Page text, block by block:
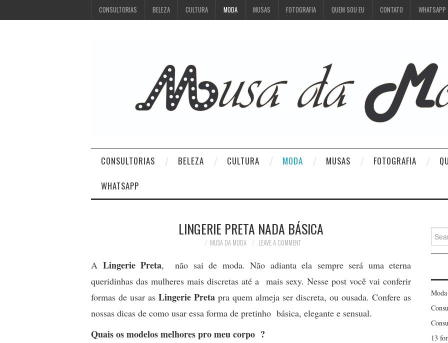
CONSULTORIAS BELEZA CULTURA MODA MUSAS FOTOGRAFIA QUEM SOU EU CONTATO WHATSAPP
CONSULTORIAS BELEZA CULTURA MODA MUSAS FOTOGRAFIA
WHATSAPP
LINGERIE PRETA NADA BÁSICA
MUSA DA MODA LEAVE A COMMENT
A Lingerie Preta, não sai de moda. Não adianta ela sempre será uma eterna
queridinhas das mulheres mais discretas até a mais sexy. Nesse post você vai conferir
formas de usar as Lingerie Preta pra quem almeja ser discreta, ou ousada. Confere as
nossas dicas de como usar essa forma de pretinho básica, elegante e sensual.
Quais os modelos melhores pro meu corpo ?
Search
for:
13